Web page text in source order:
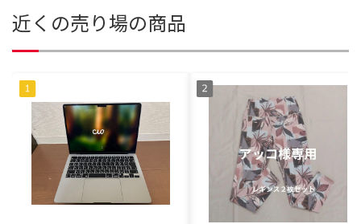
近くの売り場の商品